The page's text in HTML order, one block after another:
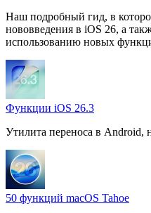
Наш подробный гид, в
нововведения в iOS 26, а
использованию новых
Функции iOS 26.3
Утилита переноса в Android,
50 функций macOS Tahoe